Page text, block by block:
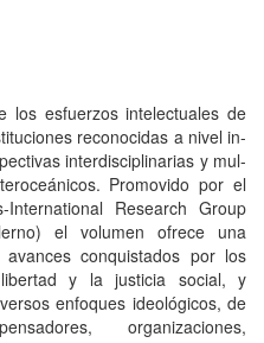
los esfuerzos intelectuales de
reconocidas a nivel in-
interdisciplinarias y mul-
Promovido por el
Research Group
el volumen ofrece una
conquistados por los
y la justicia social, y
enfoques ideológicos, de
organizaciones,